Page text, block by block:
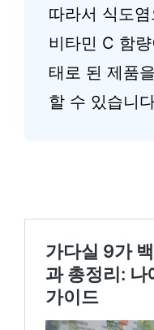
따라서 식도
비타민 C 함
태로 된 제품
할 수 있습니